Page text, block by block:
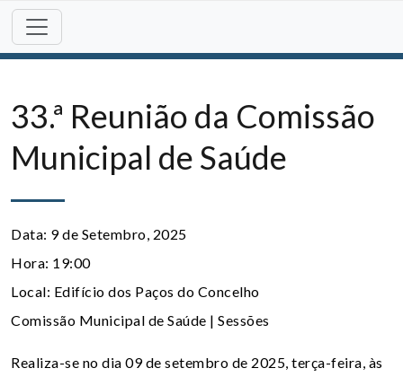
Skip
content
33.ª Reunião da Comissão
Municipal de Saúde
Data: 9 de Setembro, 2025
Hora: 19:00
Local: Edifício dos Paços do Concelho
Comissão Municipal de Saúde | Sessões
Realiza-se no dia 09 de setembro de 2025, terça-feira, às